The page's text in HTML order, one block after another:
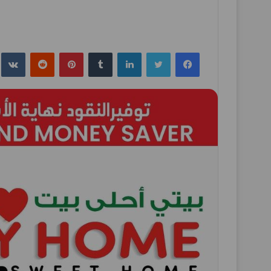
فيسبوك تويتر لينكدإن بينتيريست